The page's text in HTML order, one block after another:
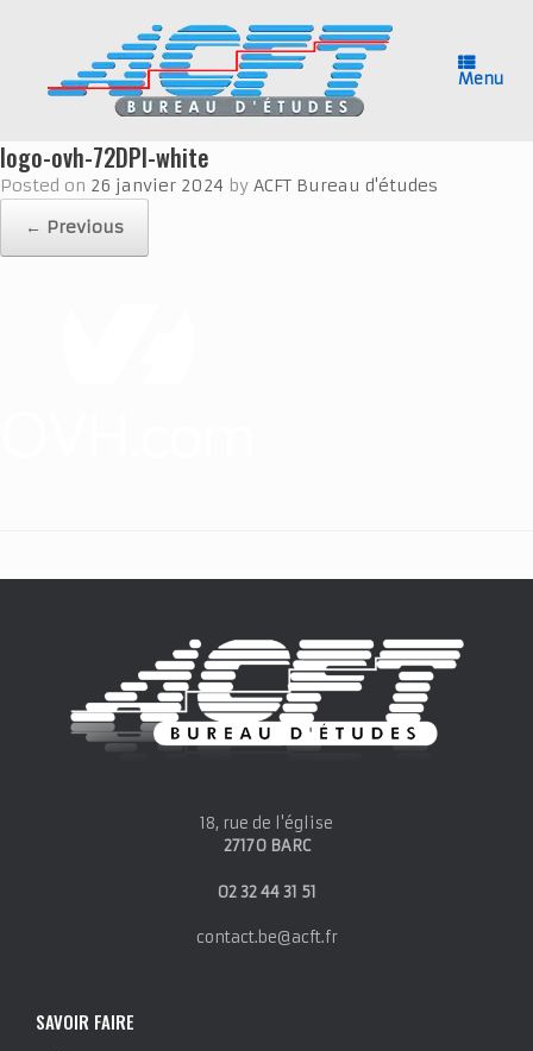
Menu
logo-ovh-72DPI-white
Posted on 26 janvier 2024 by ACFT Bureau d'études
← Previous
18, rue de l'église
27170 BARC
02 32 44 31 51
contact.be@acft.fr
SAVOIR FAIRE